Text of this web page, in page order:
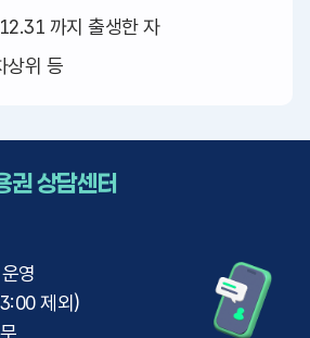
까지 출생한 자
상위 등
권 상담센터
영
제외)